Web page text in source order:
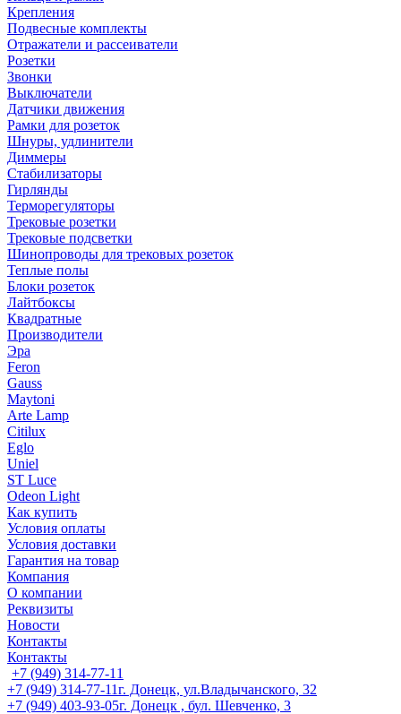
Крепления
Подвесные комплекты
Отражатели и рассеиватели
Розетки
Звонки
Выключатели
Датчики движения
Рамки для розеток
Шнуры, удлинители
Диммеры
Стабилизаторы
Гирлянды
Терморегуляторы
Трековые розетки
Трековые подсветки
Шинопроводы для трековых розеток
Теплые полы
Блоки розеток
Лайтбоксы
Квадратные
Производители
Эра
Feron
Gauss
Maytoni
Arte Lamp
Citilux
Eglo
Uniel
ST Luce
Odeon Light
Как купить
Условия оплаты
Условия доставки
Гарантия на товар
Компания
О компании
Реквизиты
Новости
Контакты
Контакты
+7 (949) 314-77-11
+7 (949) 314-77-11г. Донецк, ул.Владычанского, 32
+7 (949) 403-93-05г. Донецк , бул. Шевченко, 3